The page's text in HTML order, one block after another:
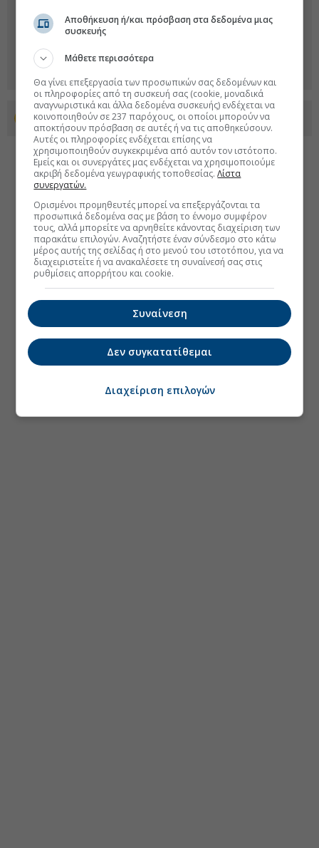
Προσθέστε το euro2day.gr στο Discover
Αποθήκευση ή/και πρόσβαση στα δεδομένα μιας
συσκευής
Μάθετε περισσότερα
Θα γίνει επεξεργασία των προσωπικών σας δεδομένων και
οι πληροφορίες από τη συσκευή σας (cookie, μοναδικά
αναγνωριστικά και άλλα δεδομένα συσκευής) ενδέχεται να
κοινοποιηθούν σε 237 παρόχους, οι οποίοι μπορούν να
αποκτήσουν πρόσβαση σε αυτές ή να τις αποθηκεύσουν.
Αυτές οι πληροφορίες ενδέχεται επίσης να
χρησιμοποιηθούν συγκεκριμένα από αυτόν τον ιστότοπο.
Εμείς και οι συνεργάτες μας ενδέχεται να χρησιμοποιούμε
ακριβή δεδομένα γεωγραφικής τοποθεσίας.Λίστα
συνεργατών.
Ορισμένοι προμηθευτές μπορεί να επεξεργάζονται τα
προσωπικά δεδομένα σας με βάση το έννομο συμφέρον
τους, αλλά μπορείτε να αρνηθείτε κάνοντας διαχείριση των
παρακάτω επιλογών. Αναζητήστε έναν σύνδεσμο στο κάτω
μέρος αυτής της σελίδας ή στο μενού του ιστοτόπου, για να
διαχειριστείτε ή να ανακαλέσετε τη συναίνεσή σας στις
ρυθμίσεις απορρήτου και cookie.
Συναίνεση
Δεν συγκατατίθεμαι
Διαχείριση επιλογών